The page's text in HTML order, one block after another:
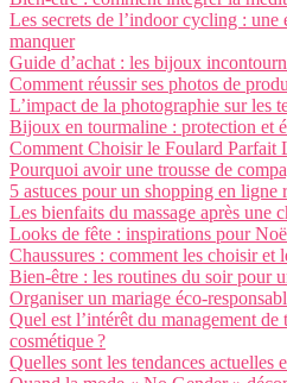
Les secrets de l’indoor cycling : une
manquer
Guide d’achat : les bijoux
Comment réussir ses photos de
L’impact de la photographie sur les
Bijoux en tourmaline : protection et
Comment Choisir le Foulard Parfait
Pourquoi avoir une trousse de
5 astuces pour un shopping en ligne
Les bienfaits du massage après une
Looks de fête : inspirations pour
Chaussures : comment les choisir et
Bien-être : les routines du soir pour
Organiser un mariage éco-
Quel est l’intérêt du management
cosmétique ?
Quelles sont les tendances actuelles